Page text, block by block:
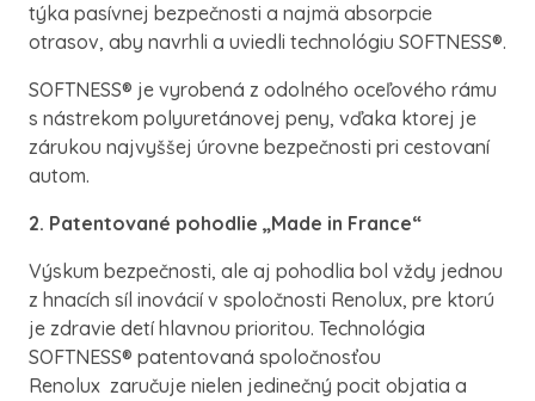
týka pasívnej bezpečnosti a najmä absorpcie
otrasov, aby navrhli a uviedli technológiu SOFTNESS®.
SOFTNESS® je vyrobená z odolného oceľového rámu
s nástrekom polyuretánovej peny, vďaka ktorej je
zárukou najvyššej úrovne bezpečnosti pri cestovaní
autom.
2. Patentované pohodlie „Made in France“
Výskum bezpečnosti, ale aj pohodlia bol vždy jednou
z hnacích síl inovácií v spoločnosti Renolux, pre ktorú
je zdravie detí hlavnou prioritou. Technológia
SOFTNESS® patentovaná spoločnosťou
Renolux zaručuje nielen jedinečný pocit objatia a